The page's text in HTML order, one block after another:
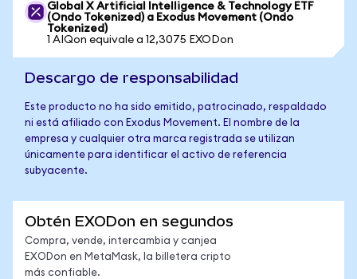
Global X Artificial Intelligence & Technology ETF
(Ondo Tokenized) a Exodus Movement (Ondo
Tokenized)
1 AIQon equivale a 12,3075 EXODon
Descargo de responsabilidad
Este producto no ha sido emitido, patrocinado, respaldado
ni está afiliado con Exodus Movement. El nombre de la
empresa y cualquier otra marca registrada se utilizan
únicamente para identificar el activo de referencia
subyacente.
Obtén EXODon en segundos
Compra, vende, intercambia y canjea
EXODon en MetaMask, la billetera cripto
más confiable.